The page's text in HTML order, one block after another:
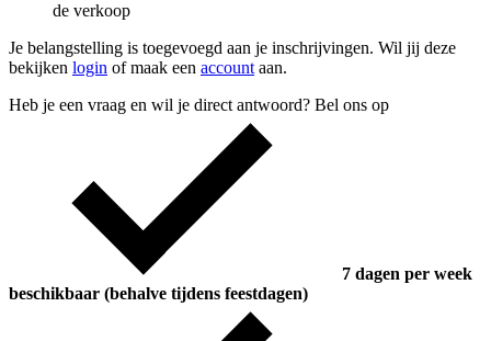
de verkoop
Je belangstelling is toegevoegd aan je inschrijvingen. Wil jij deze
bekijken login of maak een account aan.
Heb je een vraag en wil je direct antwoord? Bel ons op
7 dagen per week
beschikbaar (behalve tijdens feestdagen)